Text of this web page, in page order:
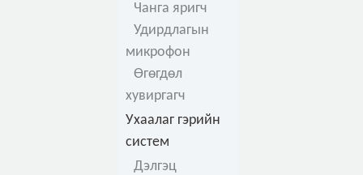
Чанга яригч
Удирдлагын
микрофон
Өгөгдөл
хувиргагч
Ухаалаг гэрийн
систем
Дэлгэц